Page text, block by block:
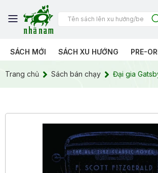
SÁCH MỚI SÁCH XU HƯỚNG PRE-
Trang chủ Sách bán chạy Đại gia